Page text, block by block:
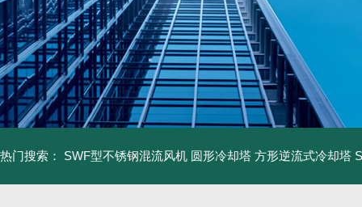
热门搜索： SWF型不锈钢混流风机 圆形冷却塔 方形逆流式冷却塔